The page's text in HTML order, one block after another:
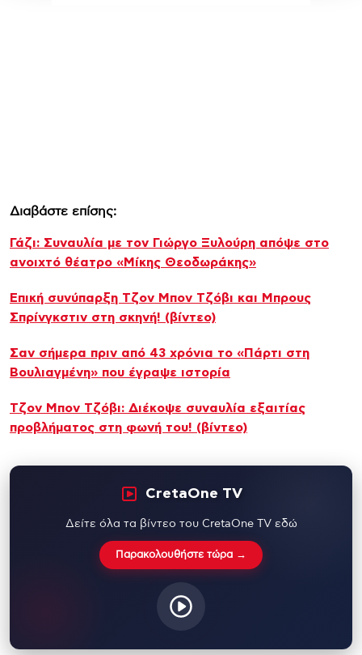
Διαβάστε επίσης:
Γάζι: Συναυλία με τον Γιώργο Ξυλούρη απόψε στο
ανοιχτό θέατρο «Μίκης Θεοδωράκης»
Επική συνύπαρξη Τζον Μπον Τζόβι και Μπρους
Σπρίνγκστιν στη σκηνή! (βίντεο)
Σαν σήμερα πριν από 43 χρόνια το «Πάρτι στη
Βουλιαγμένη» που έγραψε ιστορία
Τζον Μπον Τζόβι: Διέκοψε συναυλία εξαιτίας
προβλήματος στη φωνή του! (βίντεο)
CretaOne TV
Δείτε όλα τα βίντεο του CretaOne TV εδώ
Παρακολουθήστε τώρα →